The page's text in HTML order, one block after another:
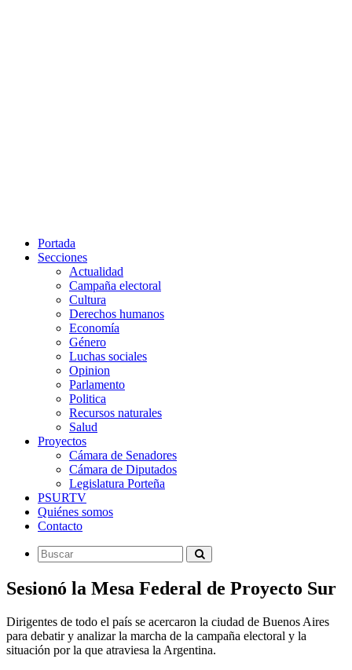
Portada
Secciones
Actualidad
Campaña electoral
Cultura
Derechos humanos
Economía
Género
Luchas sociales
Opinion
Parlamento
Politica
Recursos naturales
Salud
Proyectos
Cámara de Senadores
Cámara de Diputados
Legislatura Porteña
PSURTV
Quiénes somos
Contacto
Sesionó la Mesa Federal de Proyecto Sur
Dirigentes de todo el país se acercaron la ciudad de Buenos Aires
para debatir y analizar la marcha de la campaña electoral y la
situación por la que atraviesa la Argentina.